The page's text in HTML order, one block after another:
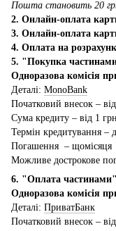
Пошта становить 20
2. Онлайн-оплата
3. Онлайн-оплата
4. Оплата на
5. "Покупка
Одноразова комісія
Деталі: MonoBank
Початковий внесок –
Сума кредиту – від 1
Термін кредитування –
Погашення – щомісяця
Можливе дострокове
6. "Оплата
Одноразова комісія
Деталі: ПриватБанк
Початковий внесок –